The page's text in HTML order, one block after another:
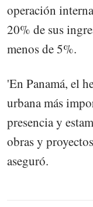
operación
20% de sus
menos de 5%.
'En Panamá, el
urbana más
presencia y
obras y
aseguró.